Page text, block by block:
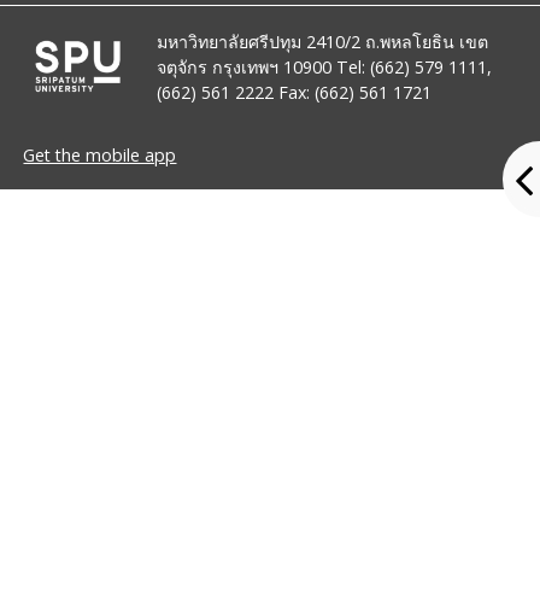
มหาวิทยาลัยศรีปทุม 2410/2 ถ.พหลโยธิน เขต
จตุจักร กรุงเทพฯ 10900 Tel: (662) 579 1111,
(662) 561 2222 Fax: (662) 561 1721
Get the mobile app